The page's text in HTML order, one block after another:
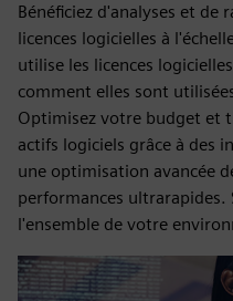
Bénéficiez d'analyses et de
licences logicielles à
utilise les licences
comment elles sont
Optimisez votre budget et
actifs logiciels grâce à des
une optimisation avancée
performances ultrarapides.
l'ensemble de votre